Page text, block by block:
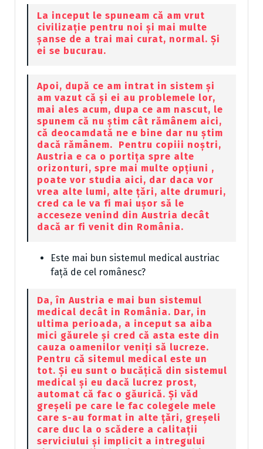
La inceput le spuneam că am vrut
civilizație pentru noi și mai multe
șanse de a trai mai curat, normal. Și
ei se bucurau.
Apoi, după ce am intrat in sistem și
am vazut că și ei au problemele lor,
mai ales acum, dupa ce am nascut, le
spunem că nu știm cât rămânem aici,
că deocamdată ne e bine dar nu știm
dacă rămânem. Pentru copiii noștri,
Austria e ca o portița spre alte
orizonturi, spre mai multe opțiuni ,
poate vor studia aici, dar daca vor
vrea alte lumi, alte țări, alte drumuri,
cred ca le va fi mai ușor să le
acceseze venind din Austria decât
dacă ar fi venit din România.
Este mai bun sistemul medical austriac
față de cel românesc?
Da, în Austria e mai bun sistemul
medical decât in România. Dar, in
ultima perioada, a inceput sa aiba
mici găurele și cred că asta este din
cauza oamenilor veniți să lucreze.
Pentru că sitemul medical este un
tot. Și eu sunt o bucățică din sistemul
medical și eu dacă lucrez prost,
automat că fac o găurică. Și văd
greșeli pe care le fac colegele mele
care s-au format in alte țări, greșeli
care duc la o scădere a calitații
serviciului și implicit a intregului